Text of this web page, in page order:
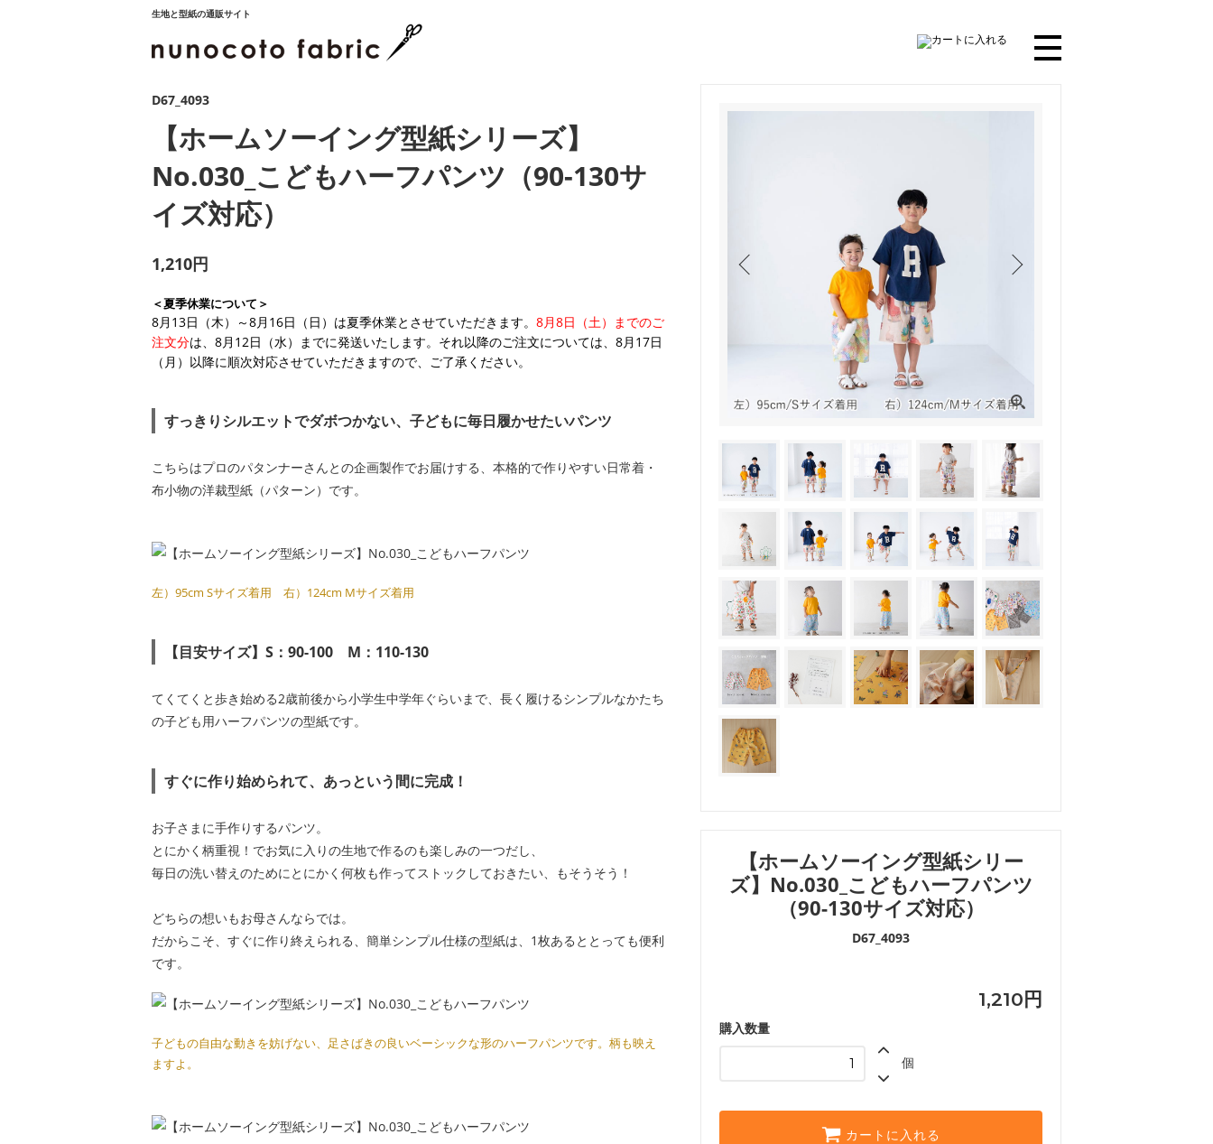
生地と型紙の通販サイト
【ホームソーイング型紙シリー
ズ】No.030_こどもハーフパンツ
（90-130サイズ対応）
D67_4093
1,210円
購入数量
個
カートに入れる
D67_4093
【ホームソーイング型紙シリーズ】
No.030_こどもハーフパンツ（90-130サ
イズ対応）
1,210円
＜夏季休業について＞
8月13日（木）～8月16日（日）は夏季休業とさせていただきます。 8月8日（土）までのご
注文分は、8月12日（水）までに発送いたします。それ以降のご注文については、8月17日
（月）以降に順次対応させていただきますので、ご了承ください。
すっきりシルエットでダボつかない、子どもに毎日履かせたいパンツ
こちらはプロのパタンナーさんとの企画製作でお届けする、本格的で作りやすい日常着・
布小物の洋裁型紙（パターン）です。
左）95cm Sサイズ着用 右）124cm Mサイズ着用
【目安サイズ】S：90-100 M：110-130
てくてくと歩き始める2歳前後から小学生中学年ぐらいまで、長く履けるシンプルなかたち
の子ども用ハーフパンツの型紙です。
すぐに作り始められて、あっという間に完成！
お子さまに手作りするパンツ。
とにかく柄重視！でお気に入りの生地で作るのも楽しみの一つだし、
毎日の洗い替えのためにとにかく何枚も作ってストックしておきたい、もそうそう！
どちらの想いもお母さんならでは。
だからこそ、すぐに作り終えられる、簡単シンプル仕様の型紙は、1枚あるととっても便利
です。
子どもの自由な動きを妨げない、足さばきの良いベーシックな形のハーフパンツです。柄も映え
ますよ。